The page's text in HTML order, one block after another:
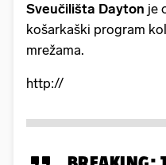
Sveučilišta Dayton je
košarkaški program
mrežama.
http://